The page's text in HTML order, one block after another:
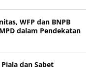
WFP dan BNPB
dalam Pendekatan
Piala dan Sabet